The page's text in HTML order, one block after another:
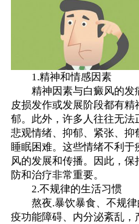
1.精神和情感因素
精神因素与白癜风的发
皮损发作或发展阶段都有
郁。此外，许多人往往无法
悲观情绪、抑郁、紧张、
睡眠困难。这些情绪不利
风的发展和传播。因此，
防和治疗非常重要。
2.不规律的生活习惯
熬夜.暴饮暴食、不规律
疫功能障碍、内分泌紊乱